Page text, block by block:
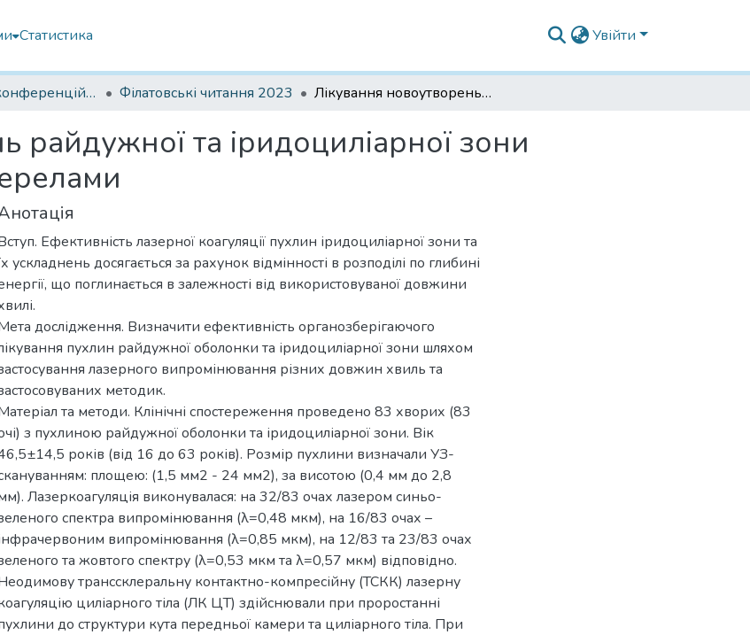
Статистика Увійти
Матеріали конференцій Інституту Філатова Філатовські читання 2023 Лікування новоутворень райдужної та іридоциліарної зони різними лазерними джерелами
райдужної та іридоциліарної зони
Ефективність лазерної коагуляції пухлин іридоциліарної зони та
ускладнень досягається за рахунок відмінності в розподілі по глибині
що поглинається в залежності від використовуваної довжини
дослідження. Визначити ефективність органозберігаючого
пухлин райдужної оболонки та іридоциліарної зони шляхом
лазерного випромінювання різних довжин хвиль та
методик.
та методи. Клінічні спостереження проведено 83 хворих (83
з пухлиною райдужної оболонки та іридоциліарної зони. Вік
років (від 16 до 63 років). Розмір пухлини визначали УЗ-
площею: (1,5 мм2 - 24 мм2), за висотою (0,4 мм до 2,8
Лазеркоагуляція виконувалася: на 32/83 очах лазером синьо-
спектра випромінювання (λ=0,48 мкм), на 16/83 очах –
випромінювання (λ=0,85 мкм), на 12/83 та 23/83 очах
та жовтого спектру (λ=0,53 мкм та λ=0,57 мкм) відповідно.
транссклеральну контактно-компресійну (ТСКК) лазерну
циліарного тіла (ЛК ЦТ) здійснювали при проростанні
до структури кута передньої камери та циліарного тіла. При